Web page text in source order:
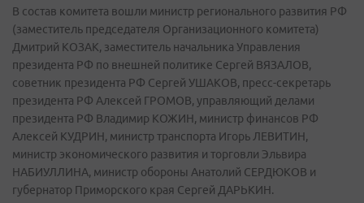
В состав комитета вошли министр регионального развития РФ
(заместитель председателя Организационного комитета)
Дмитрий КОЗАК, заместитель начальника Управления
президента РФ по внешней политике Сергей ВЯЗАЛОВ,
советник президента РФ Сергей УШАКОВ, пресс-секретарь
президента РФ Алексей ГРОМОВ, управляющий делами
президента РФ Владимир КОЖИН, министр финансов РФ
Алексей КУДРИН, министр транспорта Игорь ЛЕВИТИН,
министр экономического развития и торговли Эльвира
НАБИУЛЛИНА, министр обороны Анатолий СЕРДЮКОВ и
губернатор Приморского края Сергей ДАРЬКИН.